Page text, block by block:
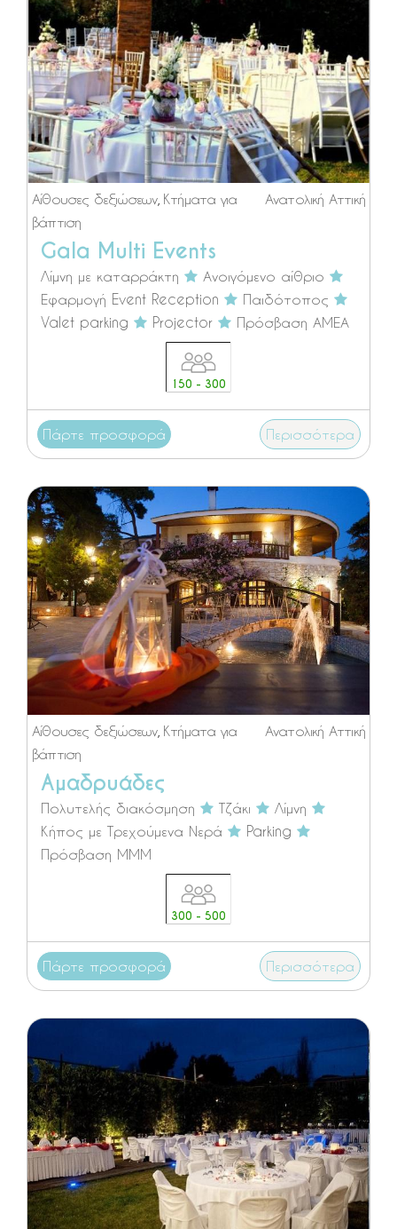
Ανατολική Αττική
Αίθουσες δεξιώσεων, Κτήματα για
βάπτιση
Gala Multi Events
Λίμνη με καταρράκτη
Ανοιγόμενο αίθριο
Εφαρμογή Event Reception
Παιδότοπος
Valet parking
Projector Πρόσβαση ΑΜΕΑ
150 - 300
Πάρτε προσφορά Περισσότερα
Ανατολική Αττική
Αίθουσες δεξιώσεων, Κτήματα για
βάπτιση
Αμαδρυάδες
Πολυτελής διακόσμηση Τζάκι
Λίμνη
Κήπος με Τρεχούμενα Νερά
Parking
Πρόσβαση ΜΜΜ
300 - 500
Πάρτε προσφορά Περισσότερα